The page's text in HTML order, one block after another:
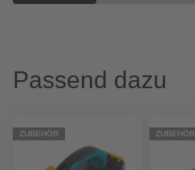
Passend dazu
ZUBEHÖR ZUBEHÖR